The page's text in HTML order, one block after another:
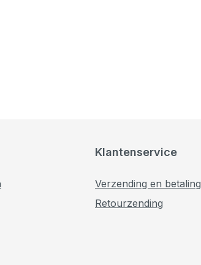
Klantenservice
Verzending en betaling
Retourzending